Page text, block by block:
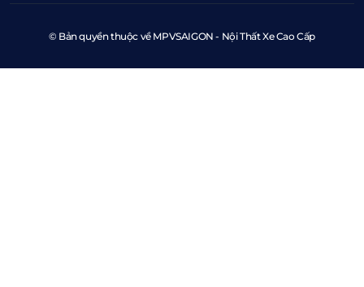
© Bản quyền thuộc về MPVSAIGON - Nội Thất Xe Cao Cấp